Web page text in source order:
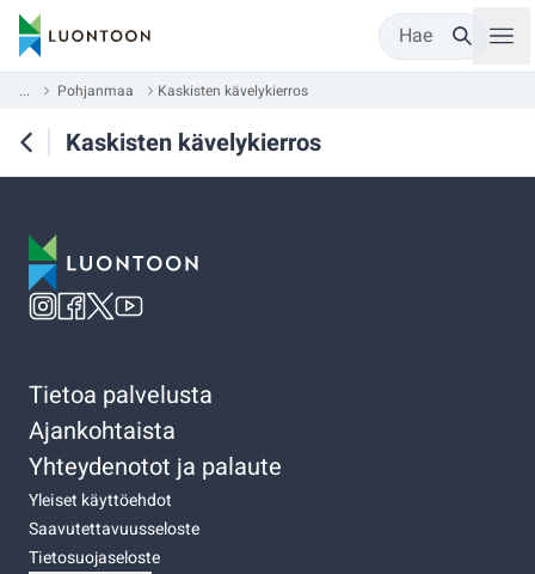
Hae
... Pohjanmaa Kaskisten kävelykierros
Kaskisten kävelykierros
Tietoa palvelusta
Ajankohtaista
Yhteydenotot ja palaute
Yleiset käyttöehdot
Saavutettavuusseloste
Tietosuojaseloste